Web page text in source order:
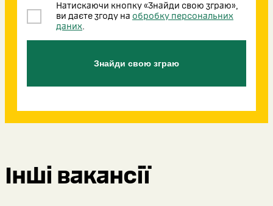
Натискаючи кнопку «Знайди свою зграю»,
ви даєте згоду на обробку персональних
даних.
Знайди свою зграю
Інші вакансії